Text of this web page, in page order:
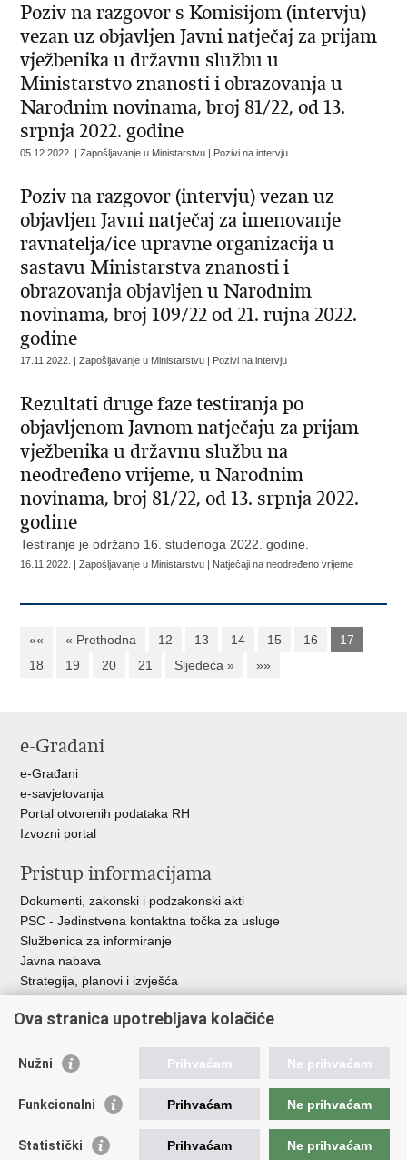
Poziv na razgovor s Komisijom (intervju)
vezan uz objavljen Javni natječaj za prijam
vježbenika u državnu službu u
Ministarstvo znanosti i obrazovanja u
Narodnim novinama, broj 81/22, od 13.
srpnja 2022. godine
05.12.2022. | Zapošljavanje u Ministarstvu | Pozivi na intervju
Poziv na razgovor (intervju) vezan uz
objavljen Javni natječaj za imenovanje
ravnatelja/ice upravne organizacija u
sastavu Ministarstva znanosti i
obrazovanja objavljen u Narodnim
novinama, broj 109/22 od 21. rujna 2022.
godine
17.11.2022. | Zapošljavanje u Ministarstvu | Pozivi na intervju
Rezultati druge faze testiranja po
objavljenom Javnom natječaju za prijam
vježbenika u državnu službu na
neodređeno vrijeme, u Narodnim
novinama, broj 81/22, od 13. srpnja 2022.
godine
Testiranje je održano 16. studenoga 2022. godine.
16.11.2022. | Zapošljavanje u Ministarstvu | Natječaji na neodređeno vrijeme
«« « Prethodna 12 13 14 15 16
17
18
19 20 21 Sljedeća » »»
e-Građani
e-Građani
e-savjetovanja
Portal otvorenih podataka RH
Izvozni portal
Pristup informacijama
Dokumenti, zakonski i podzakonski akti
PSC - Jedinstvena kontaktna točka za usluge
Službenica za informiranje
Javna nabava
Strategija, planovi i izvješća
Korisne poveznice
Vlada RH
ASOO
Ova stranica upotrebljava kolačiće
Nužni Prihvaćam Ne prihvaćam
Funkcionalni Prihvaćam Ne prihvaćam
Statistički Prihvaćam Ne prihvaćam